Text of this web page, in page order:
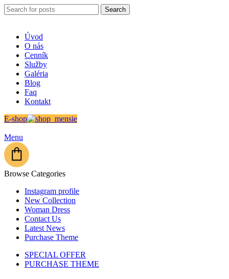
Search
Úvod
O nás
Cenník
Služby
Galéria
Blog
Faq
Kontakt
E-shop
Menu
Browse Categories
Instagram profile
New Collection
Woman Dress
Contact Us
Latest News
Purchase Theme
SPECIAL OFFER
PURCHASE THEME